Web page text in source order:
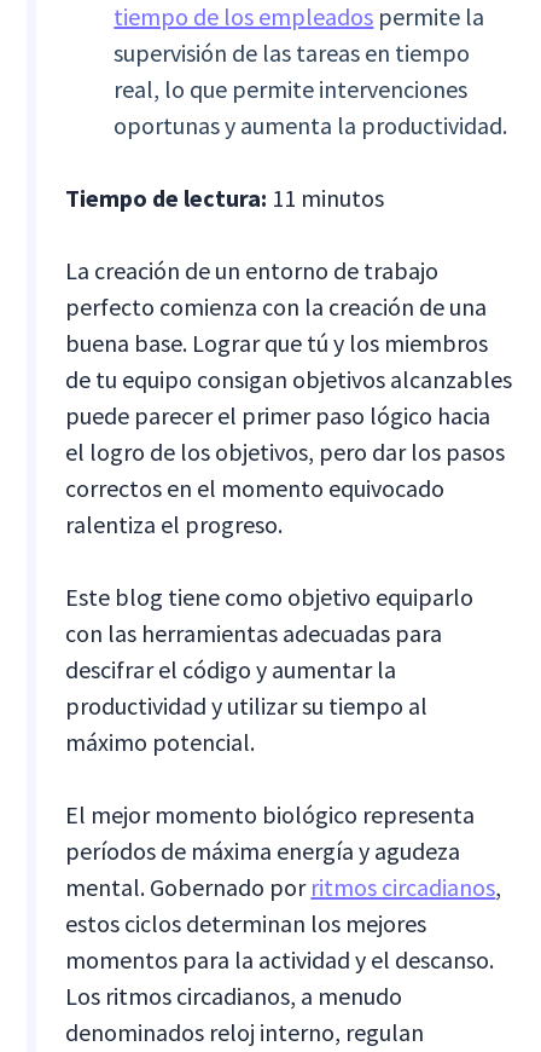
tiempo de los empleados permite la
supervisión de las tareas en tiempo
real, lo que permite intervenciones
oportunas y aumenta la productividad.
Tiempo de lectura: 11 minutos
La creación de un entorno de trabajo
perfecto comienza con la creación de una
buena base. Lograr que tú y los miembros
de tu equipo consigan objetivos alcanzables
puede parecer el primer paso lógico hacia
el logro de los objetivos, pero dar los pasos
correctos en el momento equivocado
ralentiza el progreso.
Este blog tiene como objetivo equiparlo
con las herramientas adecuadas para
descifrar el código y aumentar la
productividad y utilizar su tiempo al
máximo potencial.
El mejor momento biológico representa
períodos de máxima energía y agudeza
mental. Gobernado por ritmos circadianos,
estos ciclos determinan los mejores
momentos para la actividad y el descanso.
Los ritmos circadianos, a menudo
denominados reloj interno, regulan